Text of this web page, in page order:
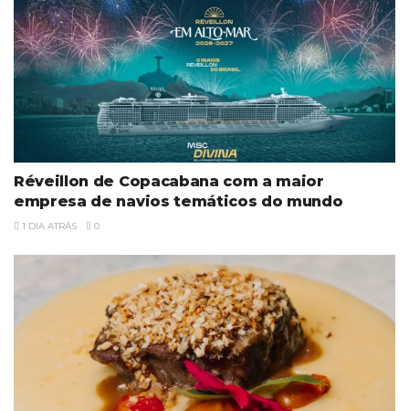
Réveillon de Copacabana com a maior
empresa de navios temáticos do mundo
1 DIA ATRÁS 0